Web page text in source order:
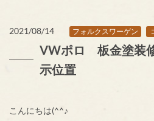
2021/08/14 フォルクスワーゲン
VWポロ 板金塗装
示位置
こんにちは(^^♪